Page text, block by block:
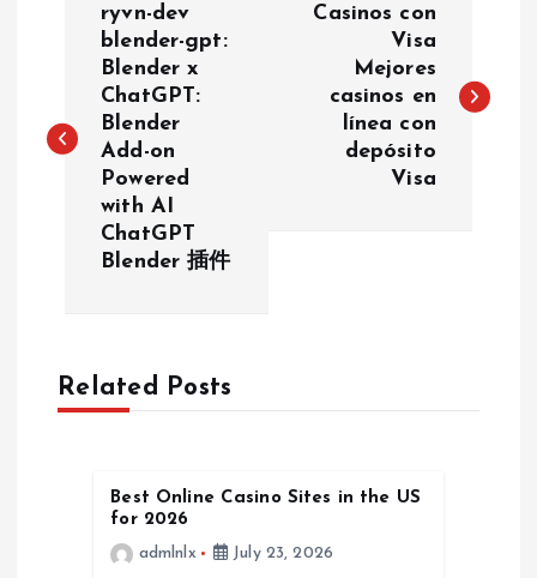
t
ryvn-dev
blender-gpt:
Blender x
ChatGPT:
Blender
Add-on
Powered
with AI
ChatGPT
Blender 插件
Casinos con
Visa
Mejores
casinos en
línea con
depósito
Visa
Related Posts
Best Online Casino Sites in the US
for 2026
admlnlx
July 23, 2026